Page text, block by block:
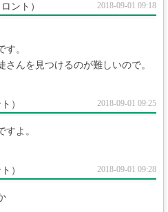
ント） 2018-09-01 09:18
。
んを見つけるのが難しいので。
） 2018-09-01 09:25
すよ。
） 2018-09-01 09:28